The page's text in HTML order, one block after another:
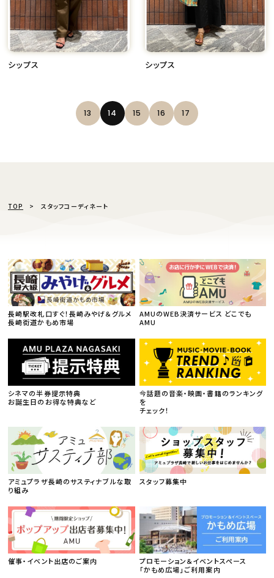
シップス シップス
13 14 15 16 17
TOP スタッフコーディネート
長崎駅改札口すぐ！長崎みやげ＆グルメ
長崎街道かもめ市場
AMUのWEB決済サービス どこでも
AMU
シネマの半券提示特典
お誕生日のお得な特典など
今話題の音楽・映画・書籍のランキング
を
チェック！
アミュプラザ長崎のサスティナブルな取
り組み
スタッフ募集中
催事・イベント出店のご案内
プロモーション＆イベントスペース
「かもめ広場」ご利用案内